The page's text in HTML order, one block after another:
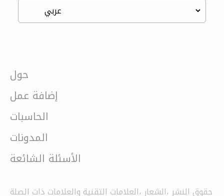
حول
إضافة عمل
الحاسبات
المدونات
الأسئلة الشائعة
حقوق النشر ،الشعار ،العلامات التقنية والعلامات ذات الصلة